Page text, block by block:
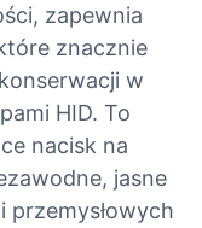
zapewnia
znacznie
w
HID. To
nacisk na
jasne